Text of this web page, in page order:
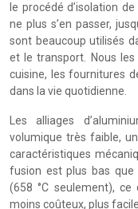
le procédé d’isolation
ne plus s’en passer,
sont beaucoup utilisés
et le transport. Nous
cuisine, les fournitures
dans la vie quotidienne.
Les alliages
volumique très faible,
caractéristiques
fusion est plus bas que
(658 °C seulement),
moins coûteux, plus